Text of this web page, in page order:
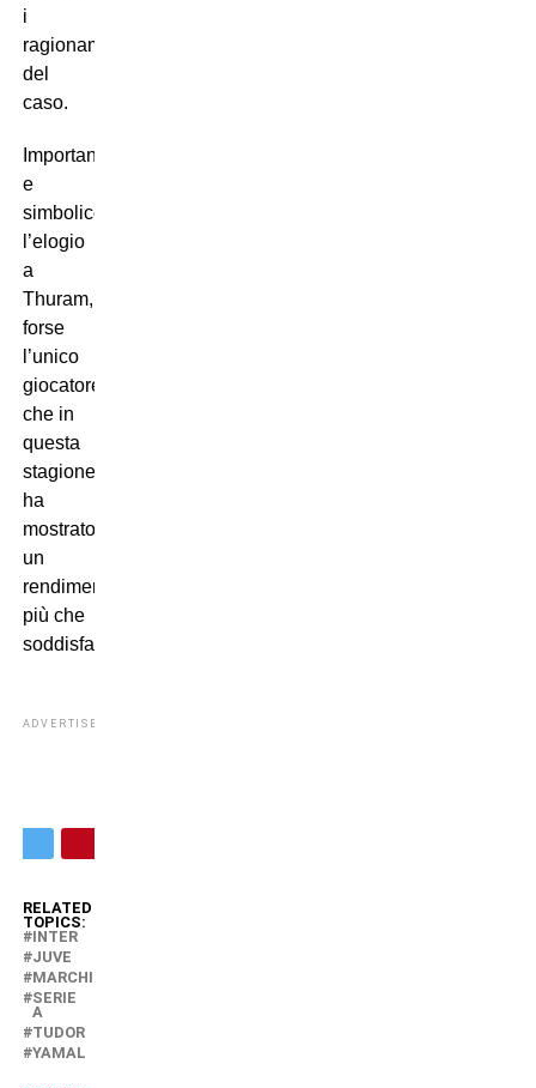
i
ragionamenti
del
caso.
Importante
e
simbolico
l’elogio
a
Thuram,
forse
l’unico
giocatore
che in
questa
stagione
ha
mostrato
un
rendimento
più che
soddisfacente.
ADVERTISEMENT
RELATED
TOPICS:
INTER
JUVE
MARCHISIO
SERIE
A
TUDOR
YAMAL